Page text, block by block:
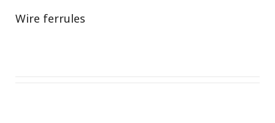
Wire ferrules